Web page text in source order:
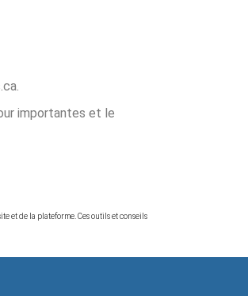
importantes et le
et de la plateforme. Ces outils et conseils